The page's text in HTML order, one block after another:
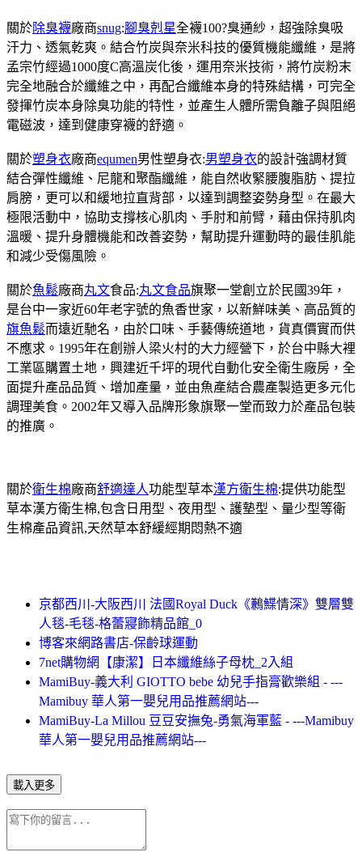
關於除臭襪廠商snug:腳臭剋星全襪100?臭通紗，超強除臭吸
汗力、透氣乾爽。結合竹炭與奈米科技的優質機能纖維，是將
孟宗竹經過1000度C高溫炭化後，運用奈米技術，將竹炭粉末
完全地融合於纖維之中，再配合纖維本身的特殊結構，可完全
發揮竹炭本身除臭功能的特性，並產生人體所需負離子與阻絕
電磁波，達到健康穿襪的舒適。
關於塑身衣廠商equmen男性塑身衣:男塑身衣的設計強調材質
結合彈性纖維、尼龍和聚酯纖維，能自然收緊腰腹脂肪、提拉
肩膀，更可以和緩地拉直背部，以達到調整姿勢身型。在最大
極限活動中，協助支撐核心肌肉、手肘和前臂，藉由保持肌肉
溫暖、提升身體機能和改善姿勢，幫助提升運動時的最佳肌能
和減少受傷風險。
關於魚鬆廠商丸文食品:丸文食品旗聚一堂創立於民國39年，
是台中一家近60年老字號的魚香世家，以新鮮味美、高品質的
旗魚鬆而遠近馳名，由於口味、手藝傳統道地，貨真價實而供
不應求。1995年在創辦人梁火村的大力經營下，於台中縣大裡
工業區購置土地，興建近千坪的現代自動化安全衛生廠房，全
面提升產品品質、增加產量，並由魚產結合農產製造更多元化
調理美食。2002年又導入品牌形象旗聚一堂而致力於產品包裝
的推廣。
關於衛生棉廠商舒適達人功能型草本漢方衛生棉:提供功能型
草本漢方衛生棉,包含日用型、夜用型、護墊型、量少型等衛
生棉產品資訊,天然草本舒緩經期悶熱不適
京都西川-大阪西川 法國Royal Duck《鶼鰈情深》雙層雙
人毯-毛毯-格蕾寢飾精品館_0
博客來網路書店-保齡球運動
7net購物網【康潔】日本纖維絲子母枕_2入組
MamiBuy-義大利 GIOTTO bebe 幼兒手指膏歡樂組 - ---
Mamibuy 華人第一嬰兒用品推薦網站---
MamiBuy-La Millou 豆豆安撫兔-勇氣海軍藍 - ---Mamibuy
華人第一嬰兒用品推薦網站---
載入更多